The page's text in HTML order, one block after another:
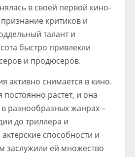
в своей первой кино-
критиков и
талант и
быстро привлекли
и продюсеров.
активно снимается в кино.
растет, и она
в разнообразных жанрах –
до триллера и
способности и
заслужили ей множество